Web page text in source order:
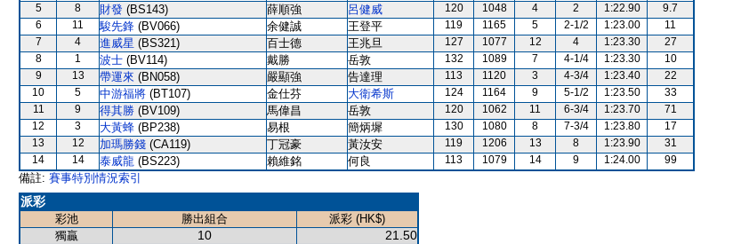
5
8 財發 (BS143) 薛順強 呂健威 120 1048 4 2 1:22.90
9.7
6
11 駿先鋒 (BV066) 余健誠 王登平 119 1165 5 2-1/2 1:23.00
11
7
4 進威星 (BS321) 百士德 王兆旦 127 1077 12 4 1:23.30
27
8
1 波士 (BV114) 戴勝 岳敦 132 1089 7 4-1/4 1:23.30
10
9
13 帶運來 (BN058) 嚴顯強 告達理 113 1120 3 4-3/4 1:23.40
22
10
5 中游福將 (BT107) 金仕芬 大衛希斯 124 1164 9 5-1/2 1:23.50
33
11
9 得其勝 (BV109) 馬偉昌 岳敦 120 1062 11 6-3/4 1:23.70
71
12
3 大黃蜂 (BP238) 易根 簡炳墀 130 1080 8 7-3/4 1:23.80
17
13
12 加瑪勝錢 (CA119) 丁冠豪 黃汝安 119 1206 13 8 1:23.90
31
14
14 泰威龍 (BS223) 賴維銘 何良 113 1079 14 9 1:24.00 99
備註: 賽事特別情況索引
派彩
彩池 勝出組合
派彩 (HK$)
獨贏
10 21.50